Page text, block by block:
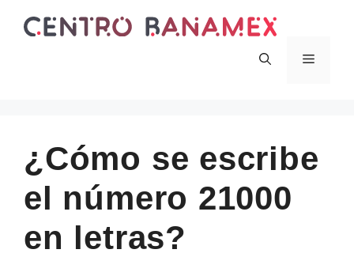
Menu
¿Cómo se escribe
el número 21000
en letras?